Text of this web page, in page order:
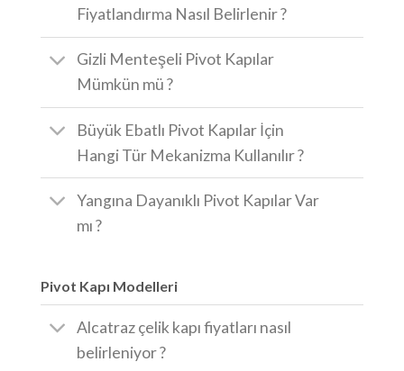
Fiyatlandırma Nasıl Belirlenir ?
Gizli Menteşeli Pivot Kapılar
Mümkün mü ?
Büyük Ebatlı Pivot Kapılar İçin
Hangi Tür Mekanizma Kullanılır ?
Yangına Dayanıklı Pivot Kapılar Var
mı ?
Pivot Kapı Modelleri
Alcatraz çelik kapı fiyatları nasıl
belirleniyor ?